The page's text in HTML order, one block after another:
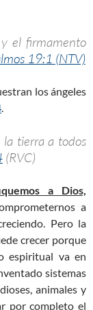
y el firmamento
19:1 (NTV)
los ángeles
.
la tierra a todos
(RVC)
a Dios,
a
Pero la
crecer porque
espiritual va en
sistemas
animales y
por completo el